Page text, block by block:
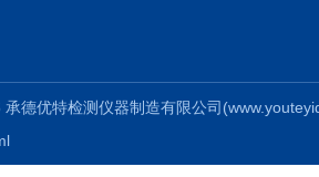
承德优特检测仪器制造有限公司